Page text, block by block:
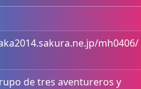
mh0406/
de tres aventureros y